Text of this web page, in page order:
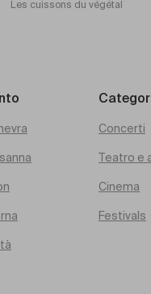
Les cuissons du végétal
Concerti
Teatro
Cinema
Festivals